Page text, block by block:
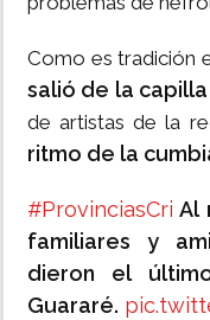
Como es tradición
salió de la
de artistas de la
ritmo de la
#ProvinciasCri Al
familiares y
dieron el
Guararé.